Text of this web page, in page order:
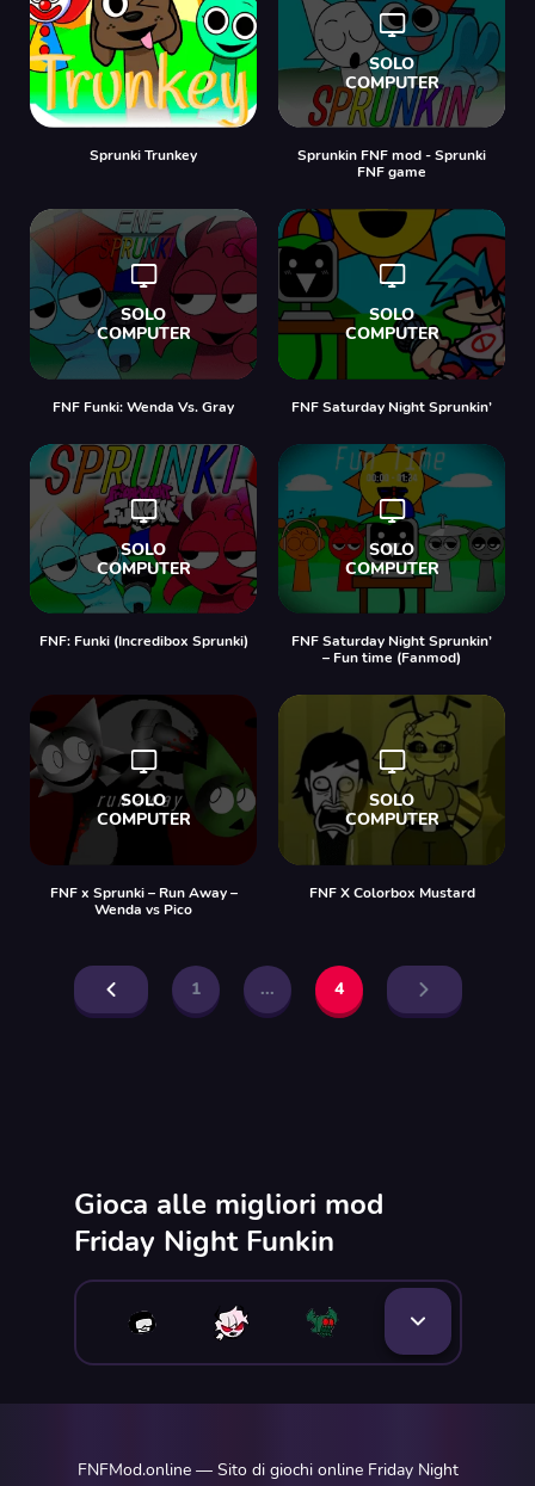
Sprunki Trunkey
Sprunkin FNF mod - Sprunki
FNF game
FNF Funki: Wenda Vs. Gray FNF Saturday Night Sprunkin’
FNF: Funki (Incredibox Sprunki)
FNF Saturday Night Sprunkin’
– Fun time (Fanmod)
FNF x Sprunki – Run Away –
Wenda vs Pico
FNF X Colorbox Mustard
1 ... 4
Gioca alle migliori mod
Friday Night Funkin
FNFMod.online — Sito di giochi online Friday Night